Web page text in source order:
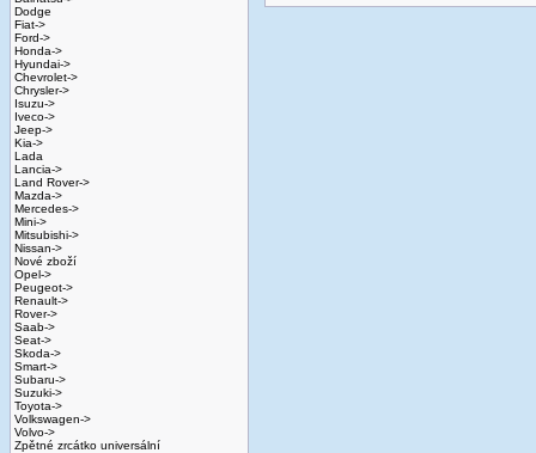
Dodge
Fiat->
Ford->
Honda->
Hyundai->
Chevrolet->
Chrysler->
Isuzu->
Iveco->
Jeep->
Kia->
Lada
Lancia->
Land Rover->
Mazda->
Mercedes->
Mini->
Mitsubishi->
Nissan->
Nové zboží
Opel->
Peugeot->
Renault->
Rover->
Saab->
Seat->
Skoda->
Smart->
Subaru->
Suzuki->
Toyota->
Volkswagen->
Volvo->
Zpětné zrcátko universální